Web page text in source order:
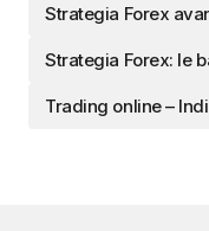
Strategia Forex
Strategia Forex: le
Trading online –